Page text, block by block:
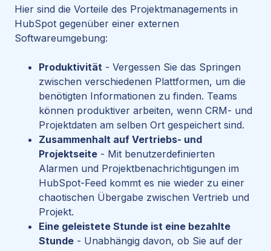
Hier sind die Vorteile des Projektmanagements in
HubSpot gegenüber einer externen
Softwareumgebung:
Produktivität - Vergessen Sie das Springen
zwischen verschiedenen Plattformen, um die
benötigten Informationen zu finden. Teams
können produktiver arbeiten, wenn CRM- und
Projektdaten am selben Ort gespeichert sind.
Zusammenhalt auf Vertriebs- und
Projektseite - Mit benutzerdefinierten
Alarmen und Projektbenachrichtigungen im
HubSpot-Feed kommt es nie wieder zu einer
chaotischen Übergabe zwischen Vertrieb und
Projekt.
Eine geleistete Stunde ist eine bezahlte
Stunde - Unabhängig davon, ob Sie auf der